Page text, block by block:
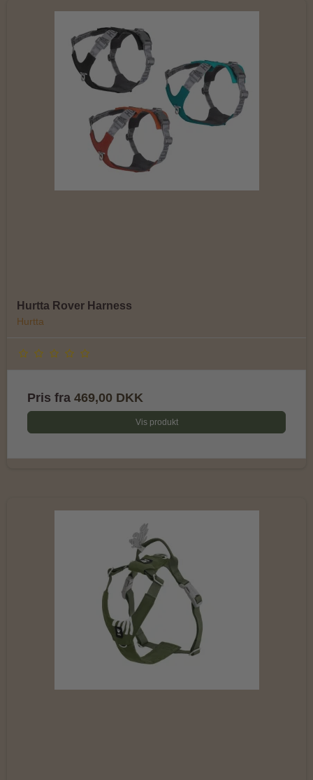
Hurtta Rover Harness
Hurtta
Pris fra 469,00 DKK
Vis produkt